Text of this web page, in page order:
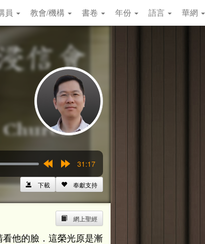
員 教會/機構 書卷 年份 語言 華網
15s
15s
31:17
奉獻支持
下載
網上聖經
他的臉．這榮光原是漸